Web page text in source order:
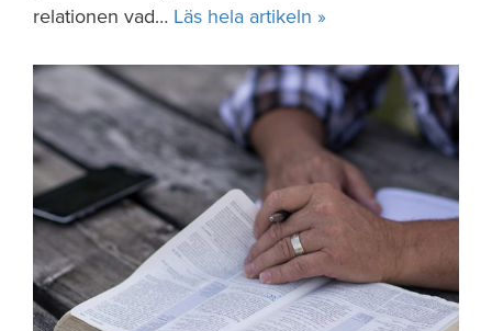
relationen vad… Läs hela artikeln »